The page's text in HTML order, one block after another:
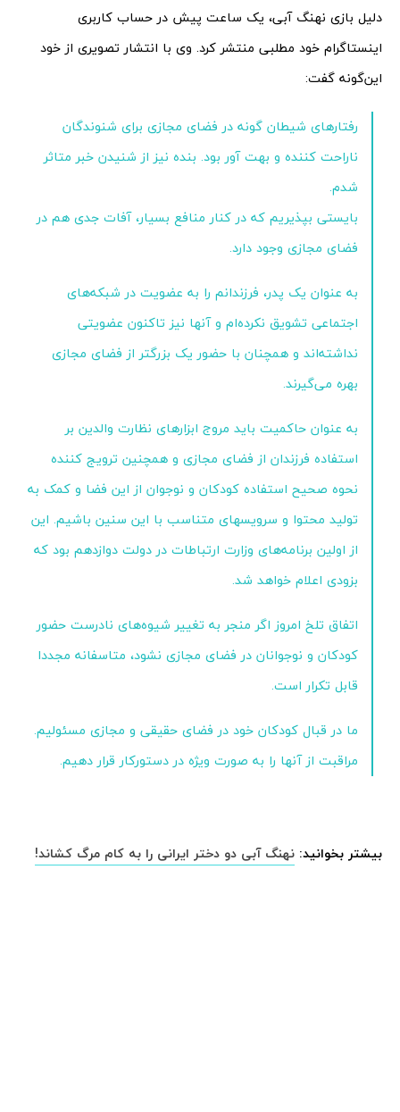
دلیل بازی نهنگ آبی، یک ساعت پیش در حساب کاربری
اینستاگرام خود مطلبی منتشر کرد. وی با انتشار تصویری از خود
این‌گونه گفت:
رفتارهای شیطان گونه در فضای مجازی برای شنوندگان
ناراحت کننده و بهت آور بود. بنده نیز از شنیدن خبر متاثر
شدم.
بایستی بپذیریم که در کنار منافع بسیار، آفات جدی هم در
فضای مجازی وجود دارد.
به عنوان یک پدر، فرزندانم را به عضویت در شبکه‌های
اجتماعی تشویق نکرده‌ام و آنها نیز تاکنون عضویتی
نداشته‌اند و همچنان با حضور یک بزرگتر از فضای مجازی
بهره می‌گیرند.
به عنوان حاکمیت باید مروج ابزارهای نظارت والدین بر
استفاده فرزندان از فضای مجازی و همچنین ترویج کننده
نحوه صحیح استفاده کودکان و نوجوان از این فضا و کمک به
تولید محتوا و سرویسهای متناسب با این سنین باشیم. این
از اولین برنامه‌های وزارت ارتباطات در دولت دوازدهم بود که
بزودی اعلام خواهد شد.
اتفاق تلخ امروز اگر منجر به تغییر شیوه‌های نادرست حضور
کودکان و نوجوانان در فضای مجازی نشود، متاسفانه مجددا
قابل تکرار است.
ما در قبال کودکان خود در فضای حقیقی و مجازی مسئولیم.
مراقبت از آنها را به صورت ویژه در دستورکار قرار دهیم.
بیشتر بخوانید: نهنگ آبی دو دختر ایرانی را به کام مرگ کشاند!